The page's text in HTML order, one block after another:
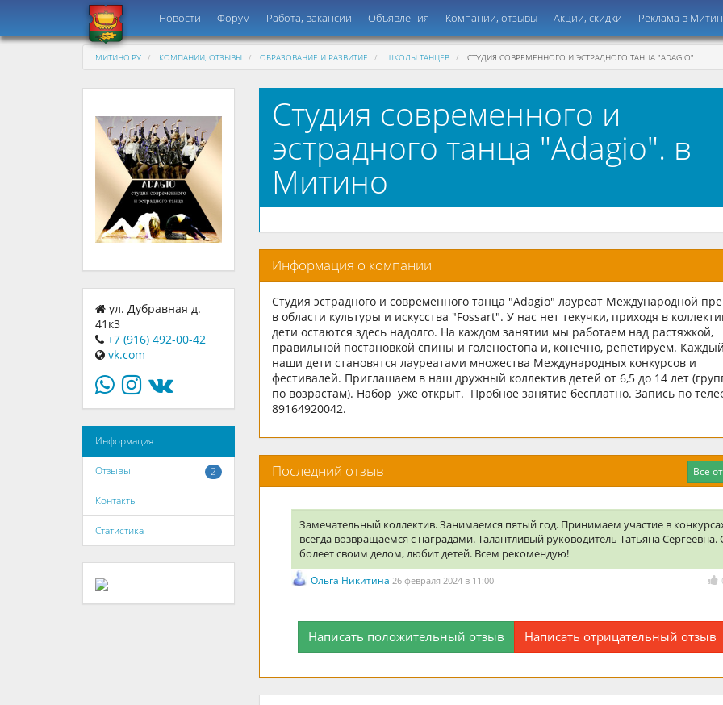
Новости Форум Работа, вакансии Объявления Компании, отзывы Акции, скидки Реклама в
МИТИНО.РУ КОМПАНИИ, ОТЗЫВЫ ОБРАЗОВАНИЕ И РАЗВИТИЕ ШКОЛЫ ТАНЦЕВ СТУДИЯ СОВРЕМЕННОГО И ЭСТРАДНОГО ТАНЦА "ADAGIO".
ул. Дубравная д.
41к3
+7 (916) 492-00-42
vk.com
Информация
2
Отзывы
Контакты
Статистика
Студия современного и
эстрадного танца "Adagio". в
Митино
Информация о компании
Студия эстрадного и современного танца "Adagio" лауреат Международной
в области культуры и искусства "Fossart". У нас нет текучки, приходя в
дети остаются здесь надолго. На каждом занятии мы работаем над растяжкой,
правильной постановкой спины и голеностопа и, конечно, репетируем.
наши дети становятся лауреатами множества Международных конкурсов и
фестивалей. Приглашаем в наш дружный коллектив детей от 6,5 до 14 лет
по возрастам). Набор уже открыт. Пробное занятие бесплатно. Запись по
89164920042.
Все
Последний отзыв
Замечательный коллектив. Занимаемся пятый год. Принимаем участие в
всегда возвращаемся с наградами. Талантливый руководитель Татьяна Сергеевна.
болеет своим делом, любит детей. Всем рекомендую!
Ольга Никитина26 февраля 2024 в 11:00
Написать положительный отзыв Написать отрицательный отзыв